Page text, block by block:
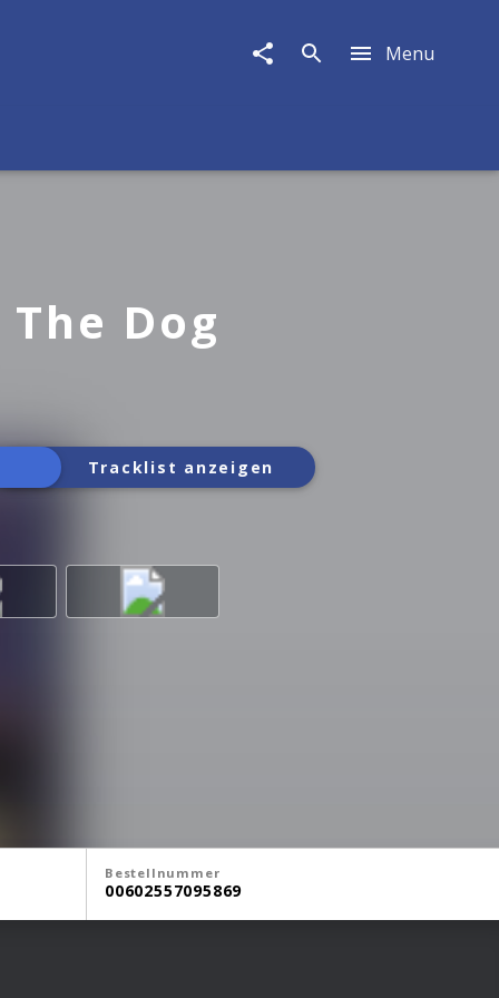
Menu
Dog
Tracklist anzeigen
Bestellnummer
00602557095869